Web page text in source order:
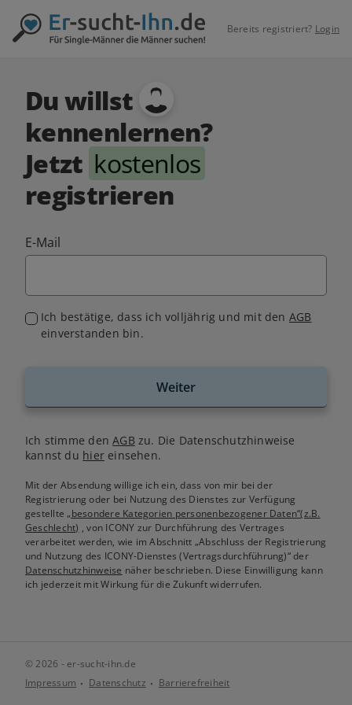
Bereits registriert? Login
Du willst
kennenlernen?
Jetzt kostenlos
registrieren
E-Mail
Ich bestätige, dass ich volljährig und mit den AGB
einverstanden bin.
Weiter
Ich stimme denAGB zu. Die Datenschutzhinweise
kannst du hiereinsehen.
Mit der Absendung willige ich ein, dass von mir bei der
Registrierung oder bei Nutzung des Dienstes zur Verfügung
gestellte„besondere Kategorien personenbezogener Daten“(z.B.
Geschlecht) , von ICONY zur Durchführung des Vertrages
verarbeitet werden, wie im Abschnitt „Abschluss der Registrierung
und Nutzung des ICONY-Dienstes (Vertragsdurchführung)“ der
Datenschutzhinweise näher beschrieben. Diese Einwilligung kann
ich jederzeit mit Wirkung für die Zukunft widerrufen.
© 2026 - er-sucht-ihn.de
Impressum
Datenschutz Barrierefreiheit